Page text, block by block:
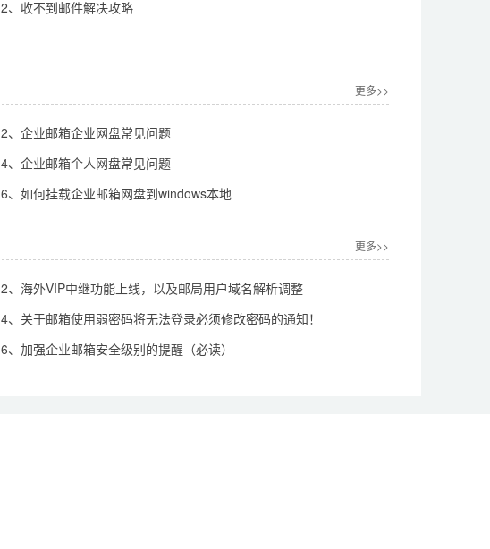
2、收不到邮件解决攻略
更多>>
2、企业邮箱企业网盘常见问题
4、企业邮箱个人网盘常见问题
6、如何挂载企业邮箱网盘到windows本地
更多>>
2、海外VIP中继功能上线，以及邮局用户域名解析调整
4、关于邮箱使用弱密码将无法登录必须修改密码的通知！
6、加强企业邮箱安全级别的提醒（必读）